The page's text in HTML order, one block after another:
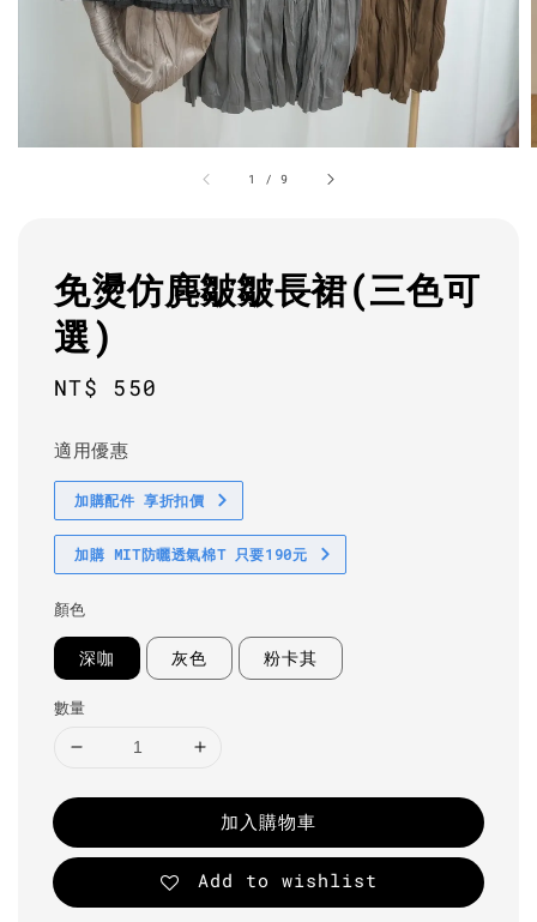
1 /9
免燙仿麂皺皺長裙(三色可
選)
Regular
NT$ 550
適用優惠
加購配件 享折扣價
加購 MIT防曬透氣棉T 只要190元
顏色
深咖 灰色 粉卡其
數量
加入購物車
Add to wishlist